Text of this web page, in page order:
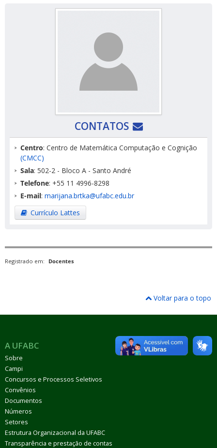
CONTATOS
Centro: Centro de Matemática Computação e Cognição
(CMCC)
Sala: 502-2 - Bloco A - Santo André
Telefone: +55 11 4996-8298
E-mail: marijana.brtka@ufabc.edu.br
Currículo Lattes
Registrado em: Docentes
Voltar para o topo
A UFABC
Sobre
Campi
Concursos e Processos Seletivos
Convênios
Documentos
Números
Setores
Estrutura Organizacional da UFABC
Transparência e prestação de contas